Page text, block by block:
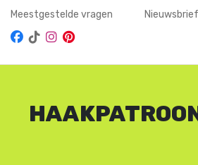
Meestgestelde vragen Nieuwsbrief